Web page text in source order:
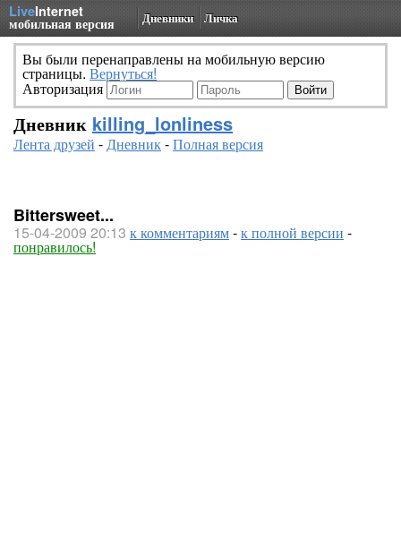
LiveInternet
мобильная версия Дневники Личка
Вы были перенаправлены на мобильную версию
страницы. Вернуться!
Авторизация
Дневник killing_lonliness
Лента друзей -Дневник-Полная версия
Bittersweet...
15-04-2009 20:13 к комментариям-к полной версии -
понравилось!